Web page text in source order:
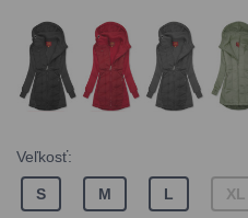
Veľkosť:
S M L XL